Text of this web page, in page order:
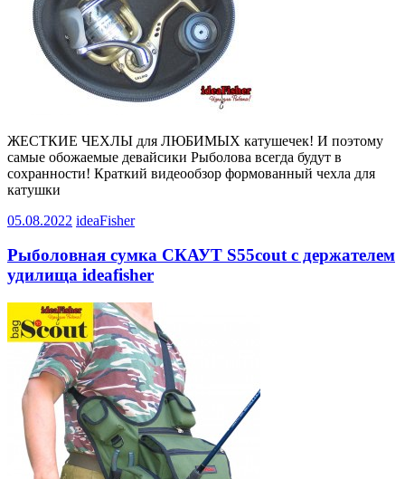
ЖЕСТКИЕ ЧЕХЛЫ для ЛЮБИМЫХ катушечек! И поэтому
самые обожаемые девайсики Рыболова всегда будут в
сохранности! Краткий видеообзор формованный чехла для
катушки
05.08.2022 ideaFisher
Рыболовная сумка СКАУТ S55cout с держателем
удилища ideafisher